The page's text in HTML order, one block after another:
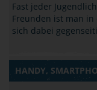
Fast jeder
Freunden ist man in
sich dabei
HANDY,